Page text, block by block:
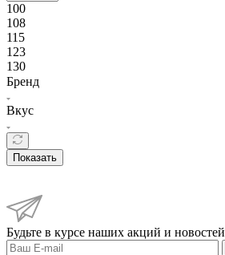
100
108
115
123
130
Бренд
Вкус
Показать
Будьте в курсе наших акций и новостей